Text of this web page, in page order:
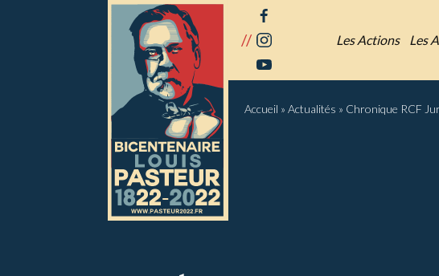
//
facebook
instagram
youtube
Les Actions Les
Accueil »Actualités » Chronique RCF
Panneau de gestion des cookies